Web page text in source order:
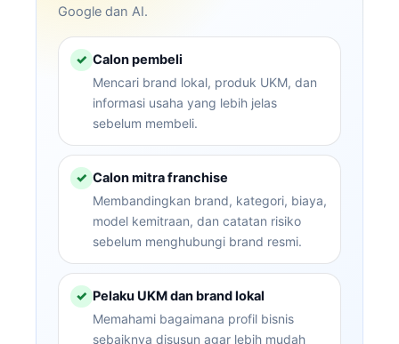
Google dan AI.
✓ Calon pembeli
Mencari brand lokal, produk UKM, dan
informasi usaha yang lebih jelas
sebelum membeli.
✓ Calon mitra franchise
Membandingkan brand, kategori, biaya,
model kemitraan, dan catatan risiko
sebelum menghubungi brand resmi.
✓ Pelaku UKM dan brand lokal
Memahami bagaimana profil bisnis
sebaiknya disusun agar lebih mudah